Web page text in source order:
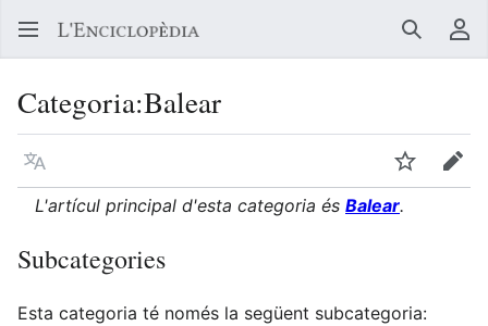
Buscar
Categoria:Balear
Llegir en un atre idioma Vigilar
L'artícul principal d'esta categoria és Balear.
Subcategories
Esta categoria té només la següent subcategoria: